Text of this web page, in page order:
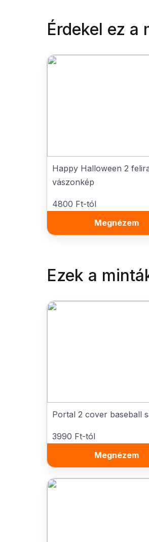
Érdekel ez a
Happy Halloween 2
vászonkép
4800 Ft-tól
Megnézem
Ezek a
Portal 2 cover baseball
3990 Ft-tól
Megnézem